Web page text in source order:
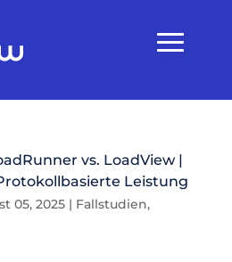
vs. LoadView |
Leistung
05, 2025| Fallstudien,